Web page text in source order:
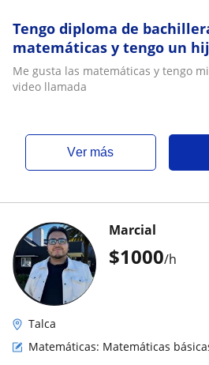
Tengo diploma de
matemáticas y tengo un
por videollamada
Me gusta las matemáticas y tengo
video llamada
ver más
$1000/h
Marcial
Talca
Matemáticas: Matemáticas